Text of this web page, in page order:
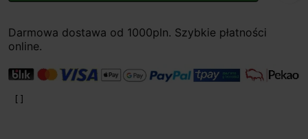
Darmowa dostawa od 1000pln. Szybkie płatności
online.